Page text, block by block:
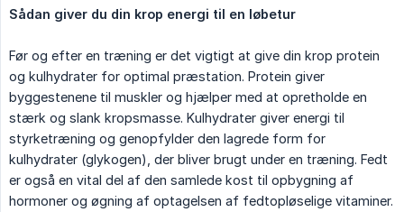
Sådan giver du din krop energi til en løbetur
Før og efter en træning er det vigtigt at give din krop protein
og kulhydrater for optimal præstation. Protein giver
byggestenene til muskler og hjælper med at opretholde en
stærk og slank kropsmasse. Kulhydrater giver energi til
styrketræning og genopfylder den lagrede form for
kulhydrater (glykogen), der bliver brugt under en træning. Fedt
er også en vital del af den samlede kost til opbygning af
hormoner og øgning af optagelsen af fedtopløselige vitaminer.